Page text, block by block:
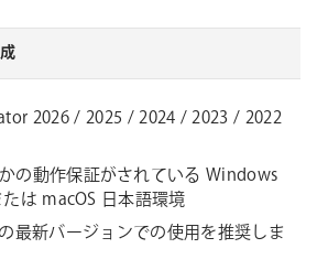
2026 / 2025 / 2024 / 2023 / 2022
の動作保証がされている Windows
は macOS 日本語環境
最新バージョンでの使用を推奨しま